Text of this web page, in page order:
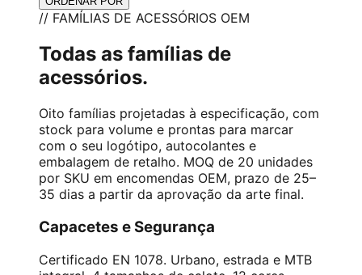
// FAMÍLIAS DE ACESSÓRIOS OEM
Todas as famílias de
acessórios.
Oito famílias projetadas à especificação, com
stock para volume e prontas para marcar
com o seu logótipo, autocolantes e
embalagem de retalho. MOQ de 20 unidades
por SKU em encomendas OEM, prazo de 25–
35 dias a partir da aprovação da arte final.
Capacetes e Segurança
Certificado EN 1078. Urbano, estrada e MTB